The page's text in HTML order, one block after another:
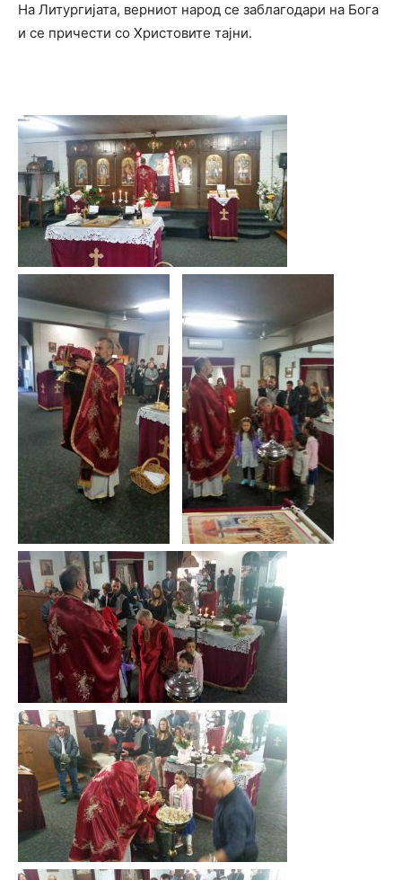
На Литургијата, верниот народ се заблагодари на Бога
и се причести со Христовите тајни.